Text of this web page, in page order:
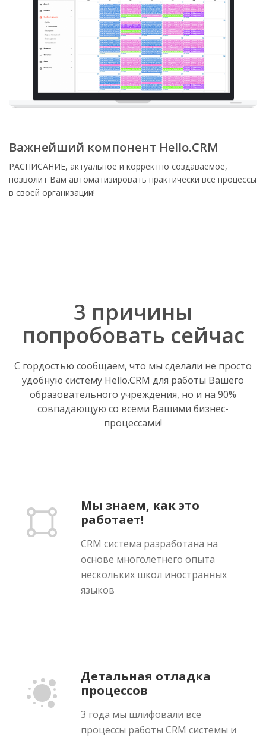
Важнейший компонент Hello.CRM
РАСПИСАНИЕ, актуальное и корректно создаваемое,
позволит Вам автоматизировать практически все процессы
в своей организации!
3 причины
попробовать сейчас
С гордостью сообщаем, что мы сделали не просто
удобную систему Hello.CRM для работы Вашего
образовательного учреждения, но и на 90%
совпадающую со всеми Вашими бизнес-
процессами!
Мы знаем, как это
работает!
CRM система разработана на
основе многолетнего опыта
нескольких школ иностранных
языков
Детальная отладка
процессов
3 года мы шлифовали все
процессы работы CRM системы и